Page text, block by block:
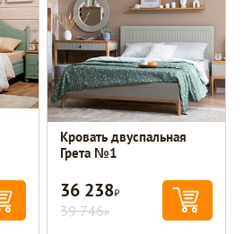
Кровать двуспальная
Грета №1
36 238Р
39 746Р